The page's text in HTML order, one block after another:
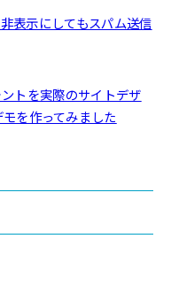
表示にしてもスパム送信
トを実際のサイトデザ
を作ってみました